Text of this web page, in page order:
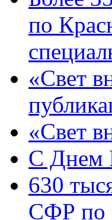
по
«Свет
«Свет
C Днем
630
СФР по